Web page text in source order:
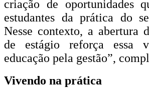
criação de oportunidades
estudantes da prática do
Nesse contexto, a abertura
de estágio reforça essa
educação pela gestão”,
Vivendo na prática